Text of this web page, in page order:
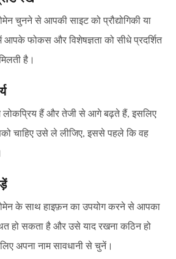
चुनने से आपकी साइट को प्रौद्योगिकी या
आपके फोकस और विशेषज्ञता को सीधे प्रदर्शित
है।
लोकप्रिय हैं और तेजी से आगे बढ़ते हैं, इसलिए
चाहिए उसे ले लीजिए, इससे पहले कि वह
के साथ हाइफ़न का उपयोग करने से आपका
हो सकता है और उसे याद रखना कठिन हो
अपना नाम सावधानी से चुनें।